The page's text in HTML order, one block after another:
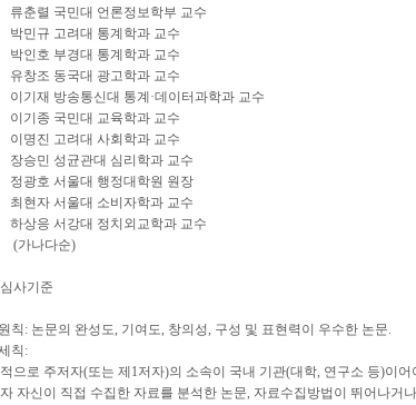
국민대 언론정보학부 교수
고려대 통계학과 교수
부경대 통계학과 교수
동국대 광고학과 교수
방송통신대 통계·데이터과학과 교수
국민대 교육학과 교수
고려대 사회학과 교수
성균관대 심리학과 교수
서울대 행정대학원 원장
서울대 소비자학과 교수
서강대 정치외교학과 교수
다순)
사기준
칙: 논문의 완성도, 기여도, 창의성, 구성 및 표현력이 우수한 논문.
칙:
으로 주저자(또는 제1저자)의 소속이 국내 기관(대학, 연구소 등)이어
자신이 직접 수집한 자료를 분석한 논문, 자료수집방법이 뛰어나거